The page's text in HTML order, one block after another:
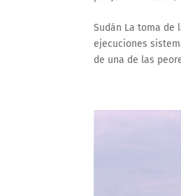
Sudán La toma de
ejecuciones
de una de las